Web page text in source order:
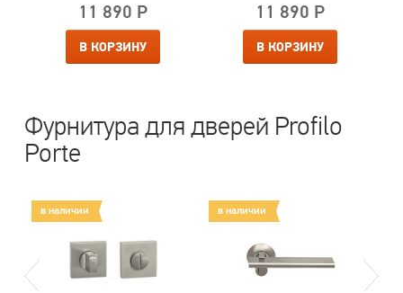
11 890 Р
В КОРЗИНУ
11 890 Р
В КОРЗИНУ
Фурнитура для дверей Profilo
Porte
в наличии в наличии